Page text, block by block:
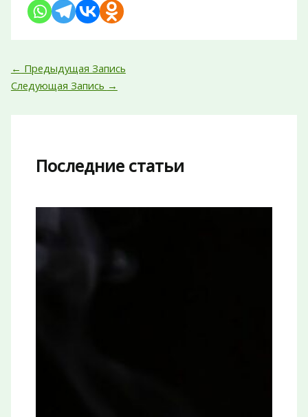
← Предыдущая Запись
Следующая Запись →
Последние статьи